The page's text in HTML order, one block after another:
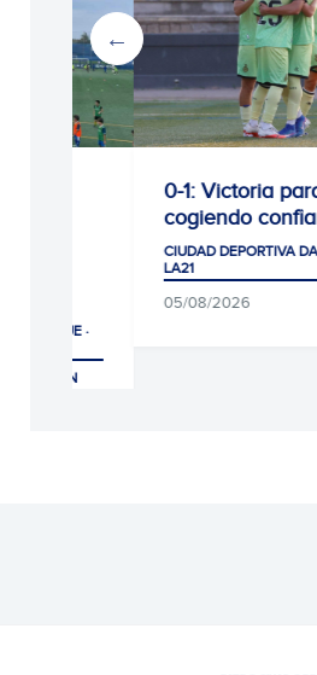
0-1: Victoria para seguir
cogiendo confianza
CIUDAD DEPORTIVA DANI JARQUE ·